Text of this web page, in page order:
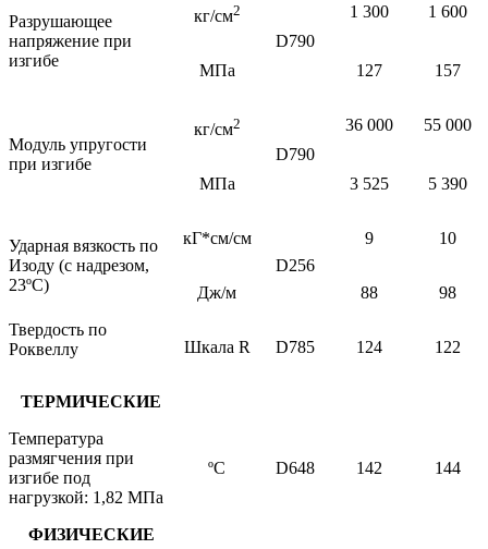
Разрушающее
напряжение при
изгибе
кг/см2
D790
1 300 1 600
МПа 127 157
Модуль упругости
при изгибе
кг/см2
D790
36 000 55 000
МПа 3 525 5 390
Ударная вязкость по
Изоду (с надрезом,
23ºС)
кГ*см/см
D256
9 10
Дж/м 88
98
Твердость по
Роквеллу
Шкала R D785 124 122
ТЕРМИЧЕСКИЕ
Температура
размягчения при
изгибе под
нагрузкой: 1,82 МПа
ºС D648 142 144
ФИЗИЧЕСКИЕ